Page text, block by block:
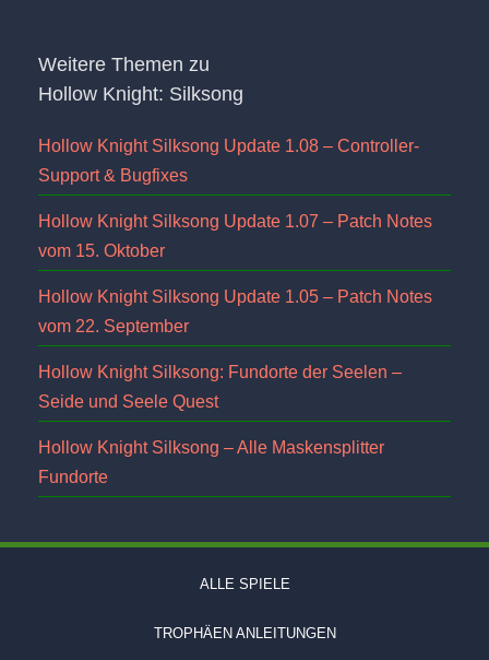
Weitere Themen zu
Hollow Knight: Silksong
Hollow Knight Silksong Update 1.08 – Controller-
Support & Bugfixes
Hollow Knight Silksong Update 1.07 – Patch Notes
vom 15. Oktober
Hollow Knight Silksong Update 1.05 – Patch Notes
vom 22. September
Hollow Knight Silksong: Fundorte der Seelen –
Seide und Seele Quest
Hollow Knight Silksong – Alle Maskensplitter
Fundorte
ALLE SPIELE
TROPHÄEN ANLEITUNGEN